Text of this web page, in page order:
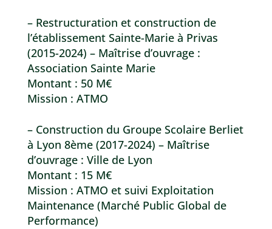
– Restructuration et construction de
l’établissement Sainte-Marie à Privas
(2015-2024) – Maîtrise d’ouvrage :
Association Sainte Marie
Montant : 50 M€
Mission : ATMO
– Construction du Groupe Scolaire Berliet
à Lyon 8ème (2017-2024) – Maîtrise
d’ouvrage : Ville de Lyon
Montant : 15 M€
Mission : ATMO et suivi Exploitation
Maintenance (Marché Public Global de
Performance)